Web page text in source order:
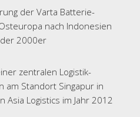
der Varta Batterie-
nach Indonesien
2000er
zentralen Logistik-
am Standort Singapur in
Asia Logistics im Jahr 2012